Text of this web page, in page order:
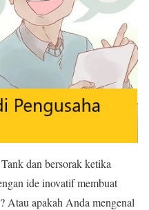
dan bersorak ketika
ide inovatif membuat
Atau apakah Anda mengenal